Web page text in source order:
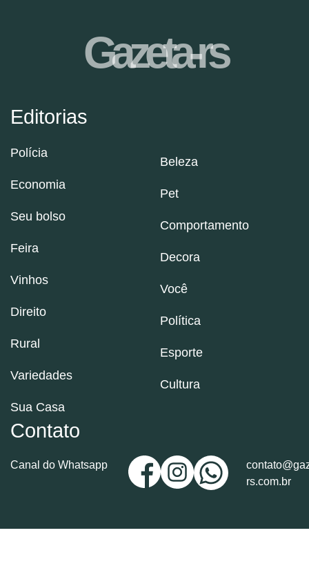
Editorias
Polícia
Economia
Seu bolso
Feira
Vinhos
Direito
Rural
Variedades
Sua Casa
Beleza
Pet
Comportamento
Decora
Você
Política
Esporte
Cultura
Contato
Canal do Whatsapp
rs.com.br
Gazeta-rs